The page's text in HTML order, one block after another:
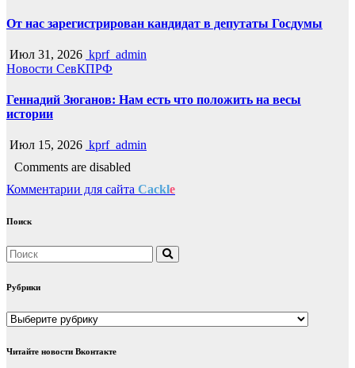
От нас зарегистрирован кандидат в депутаты Госдумы
Июл 31, 2026 kprf_admin
Новости СевКПРФ
Геннадий Зюганов: Нам есть что положить на весы
истории
Июл 15, 2026 kprf_admin
Comments are disabled
Комментарии для сайта Cackle
Поиск
Рубрики
Рубрики
Читайте новости Вконтакте